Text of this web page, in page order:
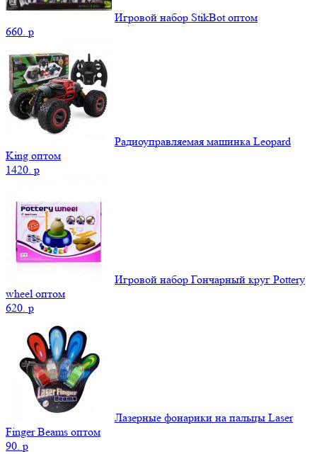
Игровой набор StikBot оптом
660. p
Радиоуправляемая машинка Leopard
King оптом
1420. p
Игровой набор Гончарный круг Pottery
wheel оптом
620. p
Лазерные фонарики на пальцы Laser
Finger Beams оптом
90. p